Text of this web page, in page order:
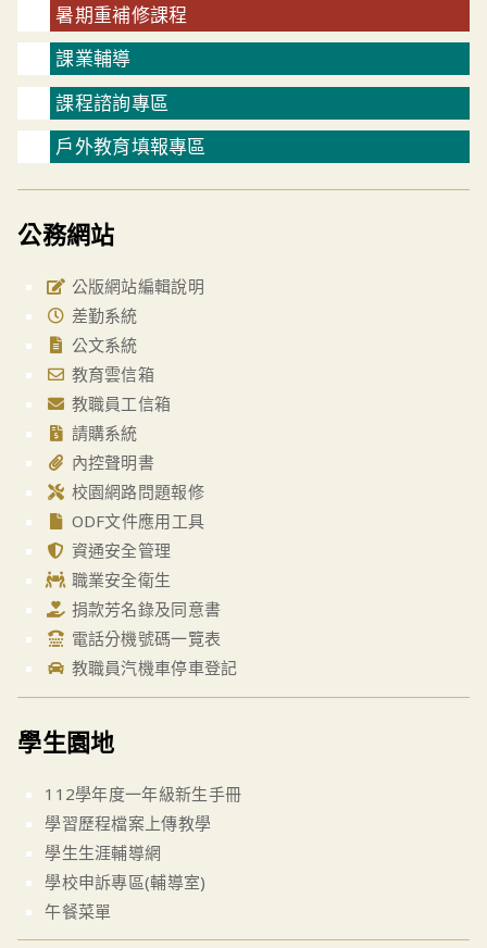
暑期重補修課程
課業輔導
課程諮詢專區
戶外教育填報專區
公務網站
公版網站編輯說明
差勤系統
公文系統
教育雲信箱
教職員工信箱
請購系統
內控聲明書
校園網路問題報修
ODF文件應用工具
資通安全管理
職業安全衛生
捐款芳名錄及同意書
電話分機號碼一覽表
教職員汽機車停車登記
學生園地
112學年度一年級新生手冊
學習歷程檔案上傳教學
學生生涯輔導網
學校申訴專區(輔導室)
午餐菜單